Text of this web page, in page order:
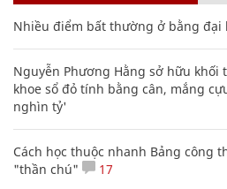
Nhiều điểm bất thường ở bằng đại
Nguyễn Phương Hằng sở hữu
khoe sổ đỏ tính bằng cân, mắng
nghìn tỷ'
Cách học thuộc nhanh Bảng công
"thần chú"
17